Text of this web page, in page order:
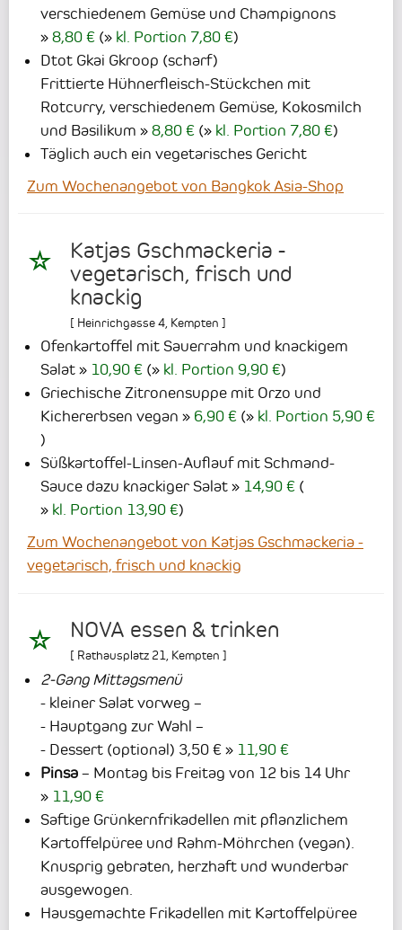
verschiedenem Gemüse und Champignons
8,80 € ( kl. Portion 7,80 €)
Dtot Gkai Gkroop (scharf)
Frittierte Hühnerfleisch-Stückchen mit
Rotcurry, verschiedenem Gemüse, Kokosmilch
und Basilikum
8,80 € ( kl. Portion 7,80 €)
Täglich auch ein vegetarisches Gericht
Zum Wochenangebot von Bangkok Asia-Shop
Katjas Gschmackeria -
vegetarisch, frisch und
knackig
[ Heinrichgasse 4 Kempten ]
Ofenkartoffel mit Sauerrahm und knackigem
Salat
10,90 € ( kl. Portion 9,90 €)
Griechische Zitronensuppe mit Orzo und
Kichererbsen vegan
6,90 € (
kl. Portion 5,90 €
)
Süßkartoffel-Linsen-Auflauf mit Schmand-
Sauce dazu knackiger Salat
14,90 € (
kl. Portion 13,90 €)
Zum Wochenangebot von Katjas Gschmackeria -
vegetarisch, frisch und knackig
NOVA essen & trinken
[ Rathausplatz 21 Kempten ]
2-Gang Mittagsmenü
- kleiner Salat vorweg –
- Hauptgang zur Wahl –
- Dessert (optional) 3,50 €
11,90 €
Pinsa – Montag bis Freitag von 12 bis 14 Uhr
11,90 €
Saftige Grünkernfrikadellen mit pflanzlichem
Kartoffelpüree und Rahm-Möhrchen (vegan).
Knusprig gebraten, herzhaft und wunderbar
ausgewogen.
Hausgemachte Frikadellen mit Kartoffelpüree